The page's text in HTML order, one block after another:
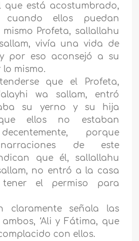
que está acostumbrado,
cuando ellos puedan
Profeta, sallallahu
vivía una vida de
por eso aconsejó a su
lo mismo.
que el Profeta,
wa sallam, entró
su yerno y su hija
ellos no estaban
porque
de este
que él, sallallahu
no entró a la casa
el permiso para
claramente señala las
‘Ali y Fátima, que
con ellos.